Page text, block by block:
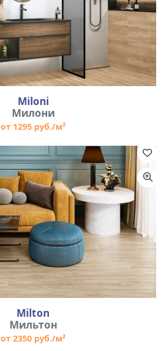
Miloni
Милони
от 1295 руб./м²
Milton
Мильтон
от 2350 руб./м²